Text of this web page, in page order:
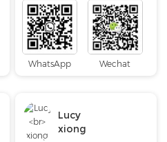
WhatsApp Wechat
Lucy
xiong